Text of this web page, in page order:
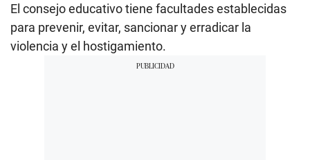
El consejo educativo tiene facultades establecidas
para prevenir, evitar, sancionar y erradicar la
violencia y el hostigamiento.